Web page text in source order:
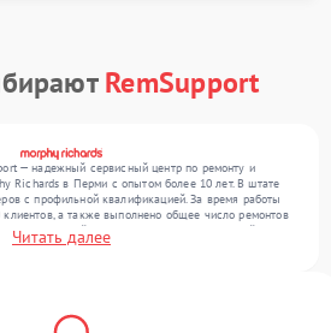
RemSupport
— надежный сервисный центр по ремонту и
Richards в Перми с опытом более 10 лет. В штате
с профильной квалификацией. За время работы
а также выполнено общее число ремонтов
в сервисный центр поступает от 300 устройств,
любой сложности и гарантируем высокое
Читать далее